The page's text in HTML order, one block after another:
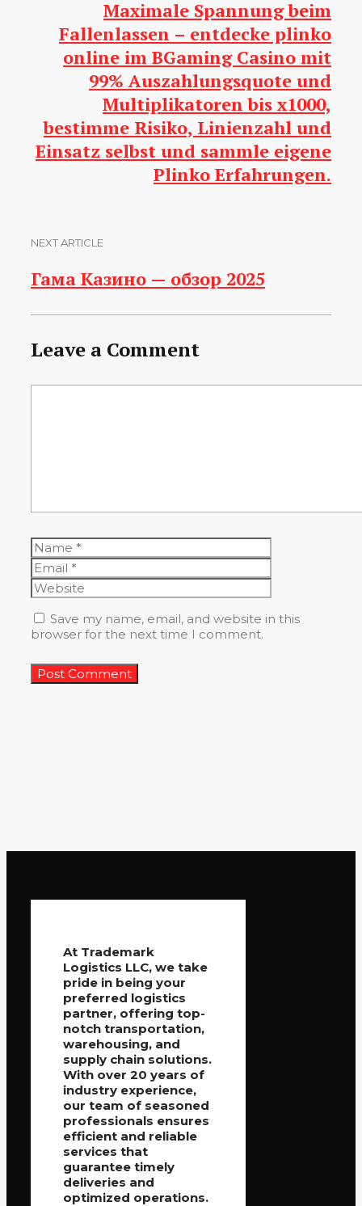
Maximale Spannung beim
Fallenlassen – entdecke plinko
online im BGaming Casino mit
99% Auszahlungsquote und
Multiplikatoren bis x1000,
bestimme Risiko, Linienzahl und
Einsatz selbst und sammle eigene
Plinko Erfahrungen.
NEXT ARTICLE
Гама Казино — обзор 2025
Leave a Comment
Name
Save my name, email, and website in this
browser for the next time I comment.
At Trademark
Logistics LLC, we take
pride in being your
preferred logistics
partner, offering top-
notch transportation,
warehousing, and
supply chain solutions.
With over 20 years of
industry experience,
our team of seasoned
professionals ensures
efficient and reliable
services that
guarantee timely
deliveries and
optimized operations.